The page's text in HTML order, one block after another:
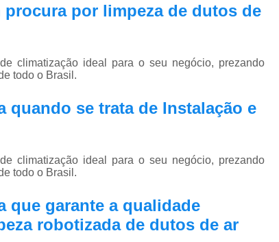
Sistema Ar Condicionado São José do Rio
Sistema de Ar Condicionado
Sistema Vrf Ar Condicionado
Sistema de Climatização São José do Rio
procura por limpeza de dutos de
climatização ideal para o seu negócio, prezando
todo o Brasil.
quando se trata de Instalação e
climatização ideal para o seu negócio, prezando
todo o Brasil.
que garante a qualidade
robotizada de dutos de ar